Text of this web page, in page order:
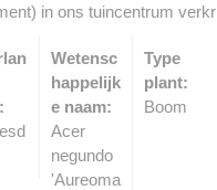
in ons tuincentrum
Wetensc
happelijk
e naam:
Acer
negundo
'Aureoma
Type
plant:
Boom